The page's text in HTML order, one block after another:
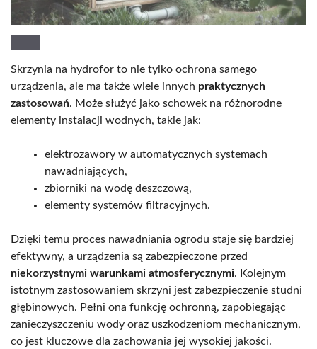
Skrzynia na hydrofor to nie tylko ochrona samego
urządzenia, ale ma także wiele innych praktycznych
zastosowań. Może służyć jako schowek na różnorodne
elementy instalacji wodnych, takie jak:
elektrozawory w automatycznych systemach
nawadniających,
zbiorniki na wodę deszczową,
elementy systemów filtracyjnych.
Dzięki temu proces nawadniania ogrodu staje się bardziej
efektywny, a urządzenia są zabezpieczone przed
niekorzystnymi warunkami atmosferycznymi. Kolejnym
istotnym zastosowaniem skrzyni jest zabezpieczenie studni
głębinowych. Pełni ona funkcję ochronną, zapobiegając
zanieczyszczeniu wody oraz uszkodzeniom mechanicznym,
co jest kluczowe dla zachowania jej wysokiej jakości.